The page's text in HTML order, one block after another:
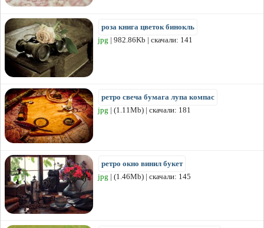
роза книга цветок бинокль
jpg | 982.86Kb | скачали: 141
ретро свеча бумага лупа компас
jpg | (1.11Mb) | скачали: 181
ретро окно винил букет
jpg | (1.46Mb) | скачали: 145